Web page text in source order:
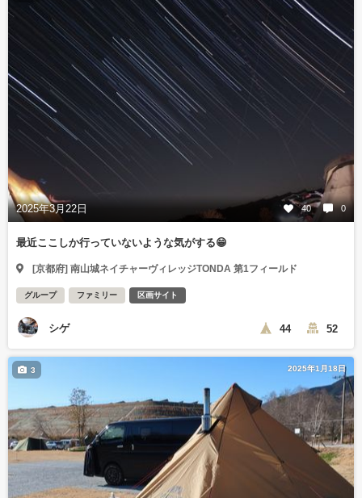
2025年3月22日 40 0
最近ここしか行っていないような気がする😁
[京都府] 南山城ネイチャーヴィレッジTONDA 第1フィールド
グループ ファミリー 区画サイト
シゲ 44 52
2025年1月18日
3